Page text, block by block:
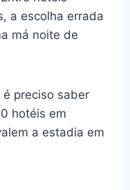
a escolha errada
má noite de
preciso saber
hotéis em
a estadia em